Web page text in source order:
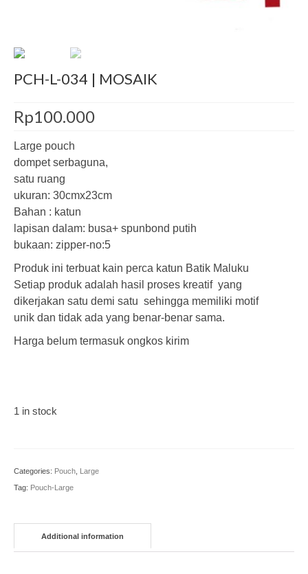
PCH-L-034 | MOSAIK
Rp100.000
Large pouch
dompet serbaguna,
satu ruang
ukuran: 30cmx23cm
Bahan : katun
lapisan dalam: busa+ spunbond putih
bukaan: zipper-no:5
Produk ini terbuat kain perca katun Batik Maluku
Setiap produk adalah hasil proses kreatif yang
dikerjakan satu demi satu sehingga memiliki motif
unik dan tidak ada yang benar-benar sama.
Harga belum termasuk ongkos kirim
1 in stock
034
|
Categories: Pouch Large
Tag: Pouch-Large
Additional information